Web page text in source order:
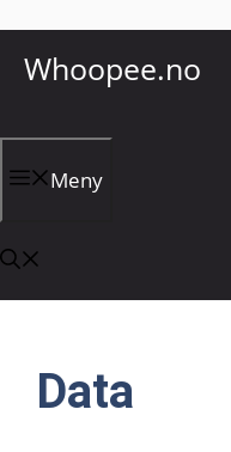
Whoopee.no
Meny
Data